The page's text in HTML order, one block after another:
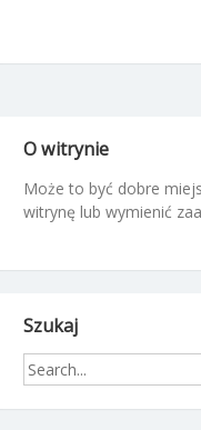
O witrynie
Może to być dobre
witrynę lub wymienić
Szukaj